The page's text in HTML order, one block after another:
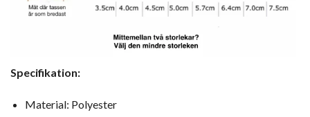
Specifikation:
Material: Polyester